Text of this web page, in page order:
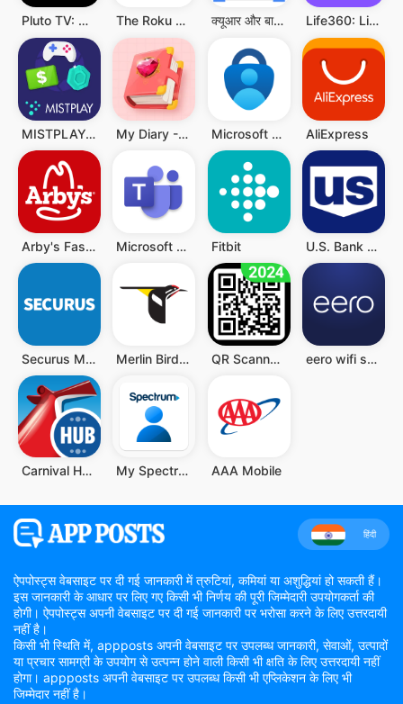
Pluto TV: Watch Free Movies/TV The Roku App (Official) क्यूआर और बारकोड स्कैनर Life360: Live Location Sharing
MISTPLAY: Play to Earn Money My Diary - Diary With Lock Microsoft Authenticator AliExpress
Arby's Fast Food Sandwiches Microsoft Teams Fitbit U.S. Bank Mobile Banking
Securus Mobile Merlin Bird ID QR Scanner - Barcode Scanner eero wifi system
Carnival HUB My Spectrum AAA Mobile
हिंदी
ऐपपोस्ट्स वेबसाइट पर दी गई जानकारी में त्रुटियां, कमियां या अशुद्धियां हो सकती हैं।
इस जानकारी के आधार पर लिए गए किसी भी निर्णय की पूरी जिम्मेदारी उपयोगकर्ता की
होगी। ऐपपोस्ट्स अपनी वेबसाइट पर दी गई जानकारी पर भरोसा करने के लिए उत्तरदायी
नहीं है।
किसी भी स्थिति में, appposts अपनी वेबसाइट पर उपलब्ध जानकारी, सेवाओं, उत्पादों
या प्रचार सामग्री के उपयोग से उत्पन्न होने वाली किसी भी क्षति के लिए उत्तरदायी नहीं
होगा। appposts अपनी वेबसाइट पर उपलब्ध किसी भी एप्लिकेशन के लिए भी
जिम्मेदार नहीं है।